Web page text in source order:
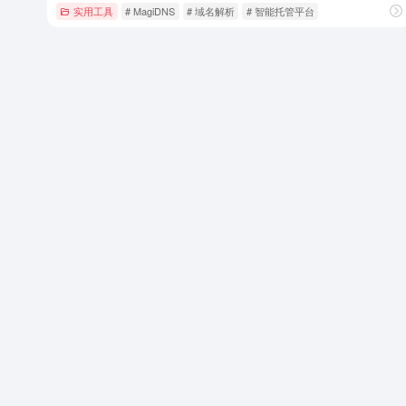
实用工具 # MagiDNS # 域名解析 # 智能托管平台